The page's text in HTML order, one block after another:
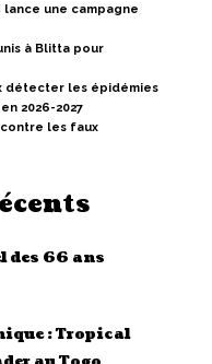
lance une campagne
à Blitta pour
détecter les épidémies
2026-2027
contre les faux
des 66 ans
: Tropical